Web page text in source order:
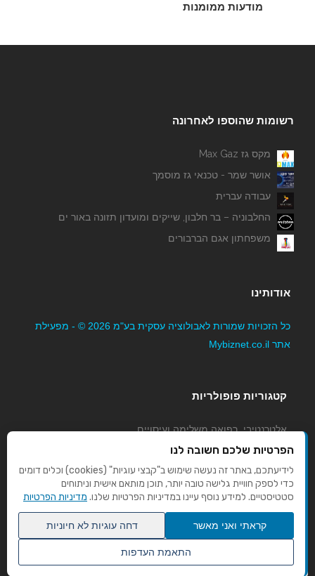
מודעות ממומנות
רשומות שהוספו לאחרונה
מקס גז Max Gaz
אושר שמר - טכנאי גז מוסמך
עבודה עברית
החלבוניה – בר חלבון, שייקים ומועדון תזונה באור ים
משפחתון אגם הברבורים
אודותינו
כל הזכויות שמורות לאבולוציה עסקית בע"מ 2026 © - מפעילת
אתר Mybiznet.co.il
קטגוריות פופולריות
אלטרנטיבי, רפואה משלימה ועיסויים
גני ילדים, משפחתונים וצהרונים
קוסמטיקה טיפוח ויופי
מורים לנהיגה
הפרטיות שלכם חשובה לנו
לידיעתכם, באתר זה נעשה שימוש ב"קבצי עוגיות" (cookies) וכלים דומים
כדי לספק חוויית גלישה טובה יותר, תוכן מותאם אישית וניתוחים
סטטיסטיים. למידע נוסף עיינו במדיניות הפרטיות שלנו. מדיניות הפרטיות
קראתי ואני מאשר דחה עוגיות לא חיוניות
התאמת העדפות
שנו העדפות פרטיות